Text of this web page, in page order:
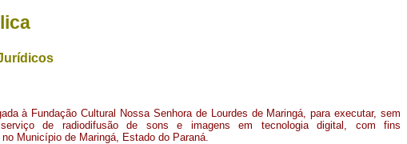
à Fundação Cultural Nossa Senhora de Lourdes de Maringá, para executar, sem
de radiodifusão de sons e imagens em tecnologia digital, com fins
Município de Maringá, Estado do Paraná.